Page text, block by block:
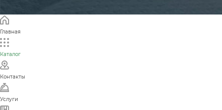
Главная
Каталог
Контакты
Услуги